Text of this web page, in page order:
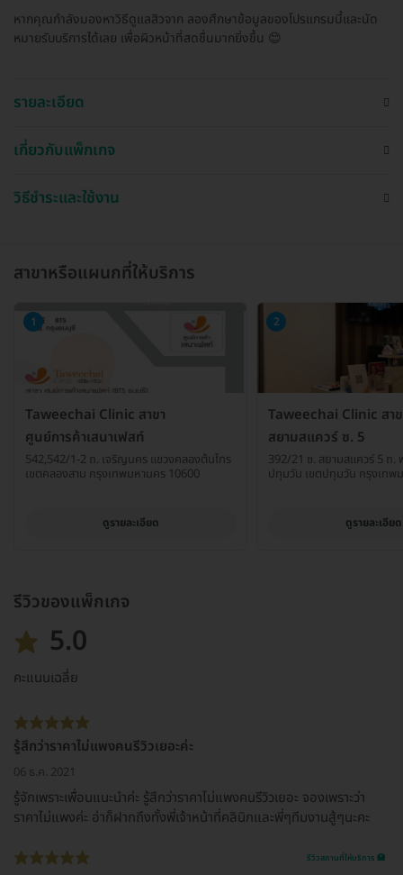
หากคุณกำลังมองหาวิธีดูแลสิวจาก ลองศึกษาข้อมูลของโปรแกรมนี้และนัด
หมายรับบริการได้เลย เพื่อผิวหน้าที่สดชื่นมากยิ่งขึ้น 😊
รายละเอียด
เกี่ยวกับแพ็กเกจ
วิธีชำระและใช้งาน
สาขาหรือแผนกที่ให้บริการ
1
Taweechai Clinic สาขา
ศูนย์การค้าเสนาเฟสท์​
542,542/1-2 ถ. เจริญนคร แขวงคลองต้นไทร
เขตคลองสาน กรุงเทพมหานคร 10600
ดูรายละเอียด
2
Taweechai Clinic สา
สยามสแควร์ ซ. 5
392/21 ซ. สยามสแควร์ 5 ถ.
ปทุมวัน เขตปทุมวัน กรุงเทพ
ดูรายละเอียด
รีวิวของแพ็กเกจ
5.0
คะแนนเฉลี่ย
รู้สึกว่าราคาไม่แพงคนรีวิวเยอะค่ะ
06 ธ.ค. 2021
รู้จักเพราะเพื่อนแนะนำค่ะ รู้สึกว่าราคาไม่แพงคนรีวิวเยอะ จองเพราะว่า
ราคาไม่แพงค่ะ อ่าก็ฝากถึงทั้งพี่เจ้าหน้าที่คลินิกและพี่ๆทีมงานสู้ๆนะคะ
รีวิวสถานที่ให้บริการ 🏥